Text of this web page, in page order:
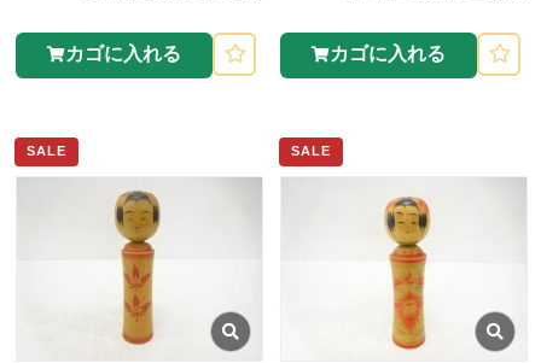
カゴに入れる カゴに入れる
SALE SALE